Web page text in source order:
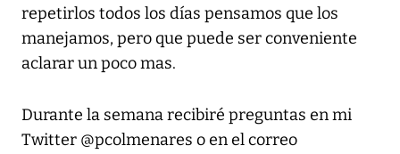
repetirlos todos los días pensamos que los
manejamos, pero que puede ser conveniente
aclarar un poco mas.
Durante la semana recibiré preguntas en mi
Twitter @pcolmenares o en el correo